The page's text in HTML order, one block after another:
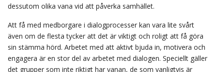
dessutom olika vana vid att påverka samhället.
Att få med medborgare i dialogprocesser kan vara lite svårt
även om de flesta tycker att det är viktigt och roligt att få göra
sin stämma hörd. Arbetet med att aktivt bjuda in, motivera och
engagera är en stor del av arbetet med dialogen. Speciellt gäller
det grupper som inte riktigt har vanan, de som vanligtvis är